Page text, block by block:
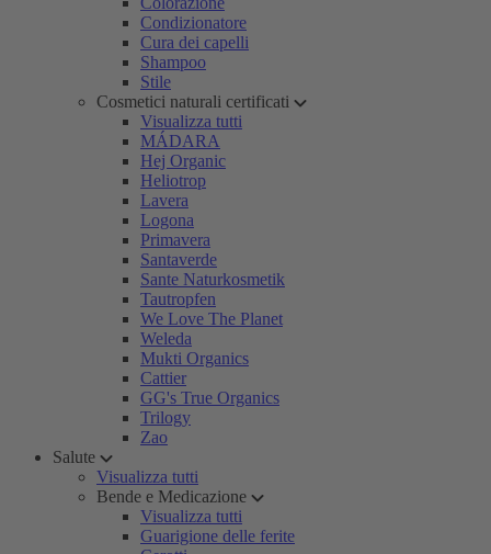
Condizionatore
Cura dei capelli
Shampoo
Stile
Cosmetici naturali certificati
Visualizza tutti
MÁDARA
Hej Organic
Heliotrop
Lavera
Logona
Primavera
Santaverde
Sante Naturkosmetik
Tautropfen
We Love The Planet
Weleda
Mukti Organics
Cattier
GG's True Organics
Trilogy
Zao
Salute
Visualizza tutti
Bende e Medicazione
Visualizza tutti
Guarigione delle ferite